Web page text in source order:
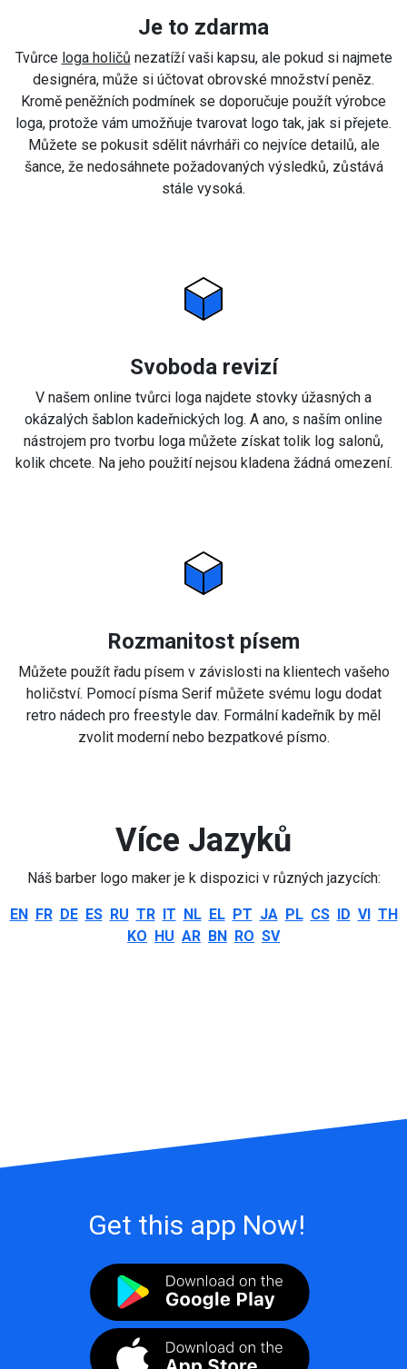
Je to zdarma
Tvůrce loga holičů nezatíží vaši kapsu, ale pokud si najmete
designéra, může si účtovat obrovské množství peněz.
Kromě peněžních podmínek se doporučuje použít výrobce
loga, protože vám umožňuje tvarovat logo tak, jak si přejete.
Můžete se pokusit sdělit návrháři co nejvíce detailů, ale
šance, že nedosáhnete požadovaných výsledků, zůstává
stále vysoká.
Svoboda revizí
V našem online tvůrci loga najdete stovky úžasných a
okázalých šablon kadeřnických log. A ano, s naším online
nástrojem pro tvorbu loga můžete získat tolik log salonů,
kolik chcete. Na jeho použití nejsou kladena žádná omezení.
Rozmanitost písem
Můžete použít řadu písem v závislosti na klientech vašeho
holičství. Pomocí písma Serif můžete svému logu dodat
retro nádech pro freestyle dav. Formální kadeřník by měl
zvolit moderní nebo bezpatkové písmo.
Více Jazyků
Náš barber logo maker je k dispozici v různých jazycích:
EN FR DE ES RU TR IT NL EL PT JA PL CS ID VI TH
KO HU AR BN RO SV
Get this app Now!